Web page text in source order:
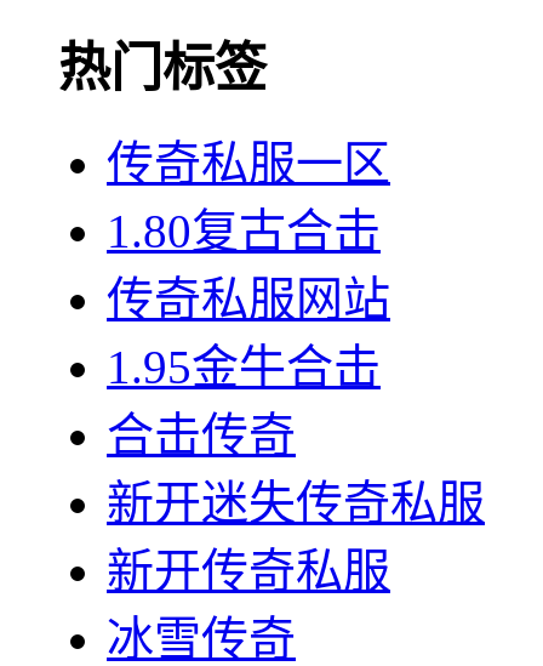
热门标签
传奇私服一区
1.80复古合击
传奇私服网站
1.95金牛合击
合击传奇
新开迷失传奇私服
新开传奇私服
冰雪传奇